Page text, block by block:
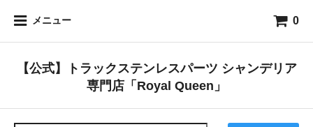
メニュー 0
【公式】トラックステンレスパーツ シャンデリア
専門店「Royal Queen」